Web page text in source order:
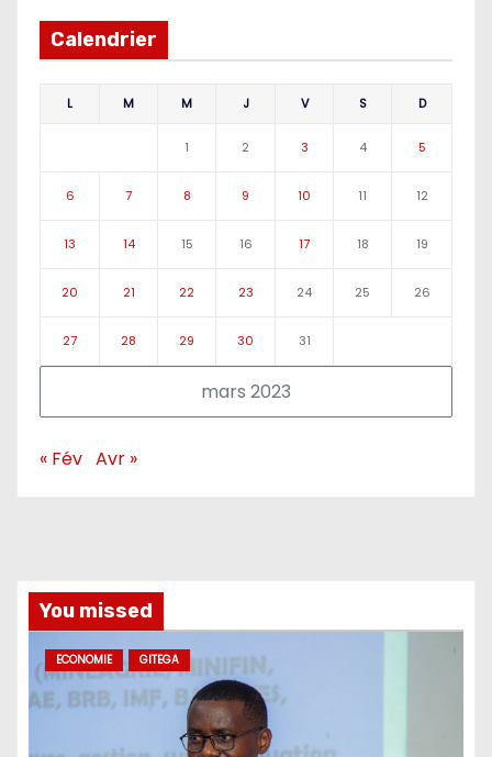
Calendrier
mars 2023
L M M J V S D
1 2 3 4 5
6 7 8 9 10 11 12
13 14 15 16 17 18 19
20 21 22 23 24 25 26
27 28 29 30 31
« Fév Avr »
You missed
ECONOMIE GITEGA